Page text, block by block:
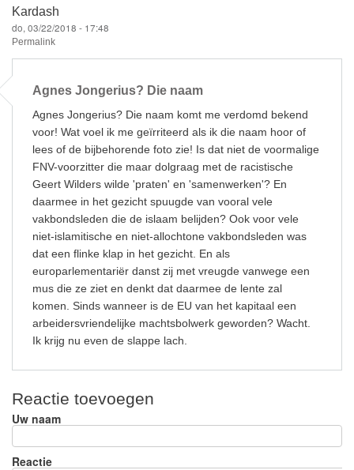
e
b
o
o
k
y
Kardash
do, 03/22/2018 - 17:48
Permalink
Agnes Jongerius? Die naam
Agnes Jongerius? Die naam komt me verdomd bekend
voor! Wat voel ik me geïrriteerd als ik die naam hoor of
lees of de bijbehorende foto zie! Is dat niet de voormalige
FNV-voorzitter die maar dolgraag met de racistische
Geert Wilders wilde 'praten' en 'samenwerken'? En
daarmee in het gezicht spuugde van vooral vele
vakbondsleden die de islaam belijden? Ook voor vele
niet-islamitische en niet-allochtone vakbondsleden was
dat een flinke klap in het gezicht. En als
europarlementariër danst zij met vreugde vanwege een
mus die ze ziet en denkt dat daarmee de lente zal
komen. Sinds wanneer is de EU van het kapitaal een
arbeidersvriendelijke machtsbolwerk geworden? Wacht.
Ik krijg nu even de slappe lach.
Reactie toevoegen
Uw naam
Reactie